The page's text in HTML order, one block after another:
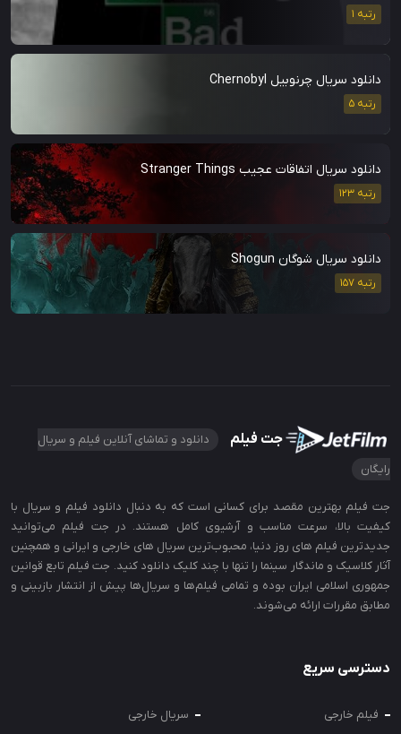
رتبه 1
دانلود سریال چرنوبیل Chernobyl
رتبه 5
دانلود سریال اتفاقات عجیب Stranger Things
رتبه 123
دانلود سریال شوگان Shogun
رتبه 157
جت فیلم
دانلود و تماشای آنلاین فیلم و سریال
رایگان
جت‌ فیلم بهترین مقصد برای کسانی است که به دنبال دانلود فیلم و سریال با
کیفیت بالا، سرعت مناسب و آرشیوی کامل هستند. در جت‌ فیلم می‌توانید
جدیدترین فیلم‌ های روز دنیا، محبوب‌ترین سریال‌ های خارجی و ایرانی و همچنین
آثار کلاسیک و ماندگار سینما را تنها با چند کلیک دانلود کنید. جت فیلم تابع قوانین
جمهوری اسلامی ایران بوده و تمامی فیلم‌ها و سریال‌ها پیش از انتشار بازبینی و
مطابق مقررات ارائه می‌شوند.
دسترسی سریع
فیلم خارجی سریال خارجی